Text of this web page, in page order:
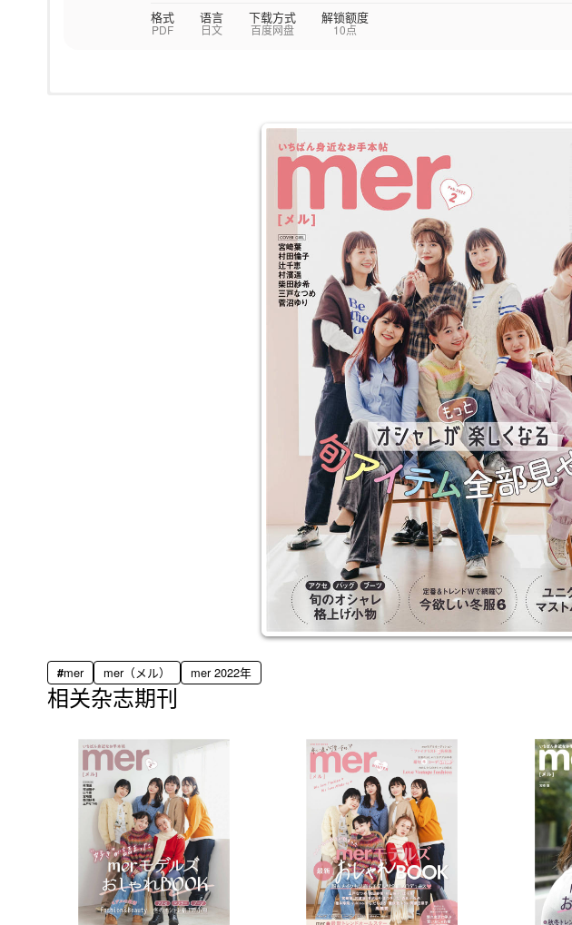
格式
PDF
语言
日文
下载方式
百度网盘
解锁额度
10点
服饰皆为《mer》穿搭单元常会运用到的元素，是大学生、小资女都非常适合参考的女性时尚杂志。
mer mer（メル） mer 2022年
相关杂志期刊